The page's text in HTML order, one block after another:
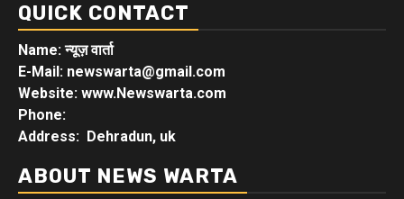
QUICK CONTACT
Name: न्यूज़ वार्ता
E-Mail: newswarta@gmail.com
Website: www.Newswarta.com
Phone:
Address: Dehradun, uk
ABOUT NEWS WARTA